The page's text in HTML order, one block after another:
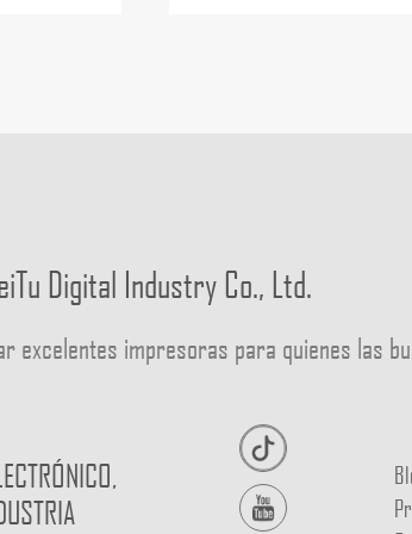
Digital Industry Co., Ltd.
excelentes impresoras para quienes las